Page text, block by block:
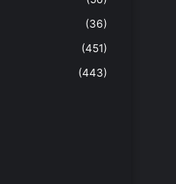
(36)
(451)
(443)